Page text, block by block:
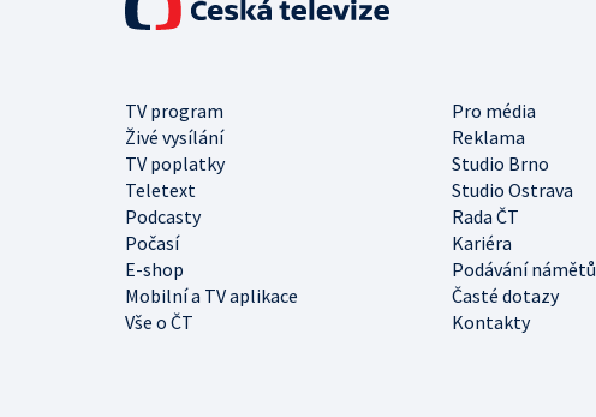
TV program
Pro média
Živé vysílání
Reklama
TV poplatky
Studio Brno
Teletext
Studio Ostrava
Podcasty
Rada ČT
Počasí
Kariéra
E-shop
Podávání námětů
Mobilní a TV aplikace
Časté dotazy
Vše o ČT
Kontakty